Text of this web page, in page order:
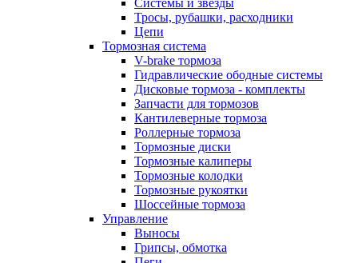
Тросы, рубашки, расходники
Цепи
Тормозная система
V-brake тормоза
Гидравлические ободные системы
Дисковые тормоза - комплекты
Запчасти для тормозов
Кантилеверные тормоза
Роллерные тормоза
Тормозные диски
Тормозные калиперы
Тормозные колодки
Тормозные рукоятки
Шоссейные тормоза
Управление
Выносы
Грипсы, обмотка